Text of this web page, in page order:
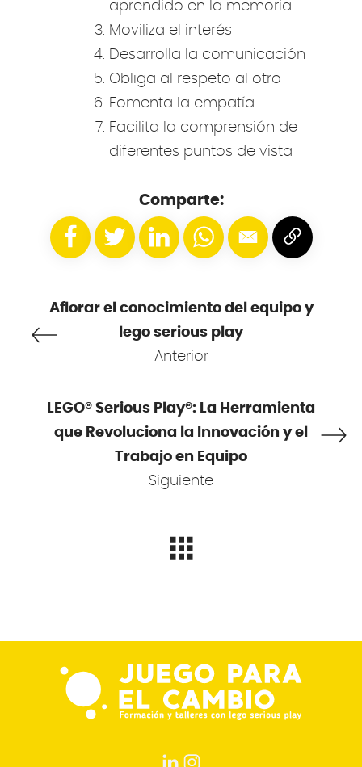
aprendido en la memoria
Moviliza el interés
Desarrolla la comunicación
Obliga al respeto al otro
Fomenta la empatía
Facilita la comprensión de
diferentes puntos de vista
Comparte:
Aflorar el conocimiento del equipo y
lego serious play
Anterior
LEGO® Serious Play®: La Herramienta
que Revoluciona la Innovación y el
Trabajo en Equipo
Siguiente